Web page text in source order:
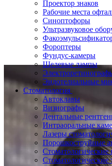
Проектор знаков
Рабочие места
Синоптофоры
Ультразвуковое
Фороптеры
Фундус-камеры
Щелевые лампы
Эндотелиальные
Стоматология
Автоклавы
Визиографы
Дентальные
Интраоральные
Лазеры
Порошкоструйные
Стоматологические